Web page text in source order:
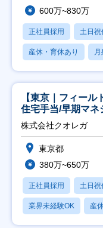
600万~830万
正社員採用 土日祝
産休・育休あり
【東京｜フィー
住宅手当/早期マネ
株式会社クオレガ
東京都
380万~650万
正社員採用 土日祝
業界未経験OK 産